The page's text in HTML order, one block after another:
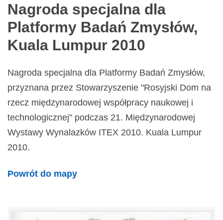
Nagroda specjalna dla
Platformy Badań Zmysłów,
Kuala Lumpur 2010
Nagroda specjalna dla Platformy Badań Zmysłów,
przyznana przez Stowarzyszenie "Rosyjski Dom na
rzecz międzynarodowej współpracy naukowej i
technologicznej" podczas 21. Międzynarodowej
Wystawy Wynalazków ITEX 2010. Kuala Lumpur
2010.
Powrót do mapy